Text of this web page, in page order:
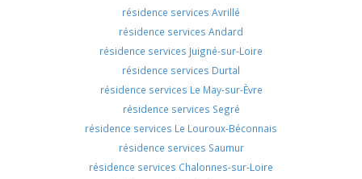
résidence services Avrillé
résidence services Andard
résidence services Juigné-sur-Loire
résidence services Durtal
résidence services Le May-sur-Èvre
résidence services Segré
résidence services Le Louroux-Béconnais
résidence services Saumur
résidence services Chalonnes-sur-Loire